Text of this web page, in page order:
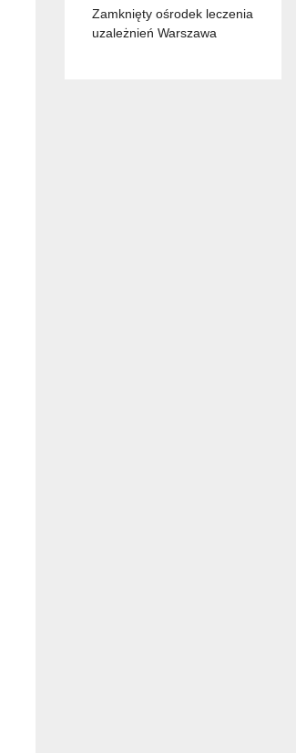
Zamknięty ośrodek leczenia
uzależnień Warszawa